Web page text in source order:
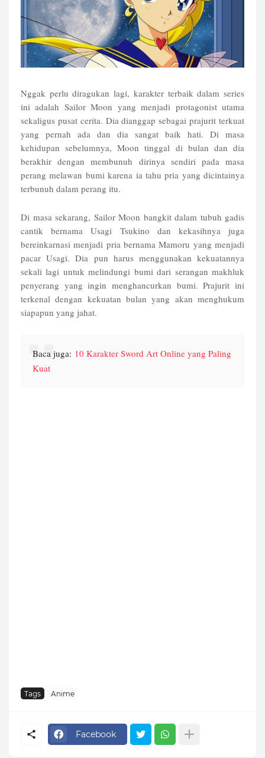
Nggak perlu diragukan lagi, karakter terbaik dalam series
ini adalah Sailor Moon yang menjadi protagonist utama
sekaligus pusat cerita. Dia dianggap sebagai prajurit terkuat
yang pernah ada dan dia sangat baik hati. Di masa
kehidupan sebelumnya, Moon tinggal di bulan dan dia
berakhir dengan membunuh dirinya sendiri pada masa
perang melawan bumi karena ia tahu pria yang dicintainya
terbunuh dalam perang itu.
Di masa sekarang, Sailor Moon bangkit dalam tubuh gadis
cantik bernama Usagi Tsukino dan kekasihnya juga
bereinkarnasi menjadi pria bernama Mamoru yang menjadi
pacar Usagi. Dia pun harus menggunakan kekuatannya
sekali lagi untuk melindungi bumi dari serangan makhluk
penyerang yang ingin menghancurkan bumi. Prajurit ini
terkenal dengan kekuatan bulan yang akan menghukum
siapapun yang jahat.
Baca juga: 10 Karakter Sword Art Online yang Paling
Kuat
Tags Anime
Facebook